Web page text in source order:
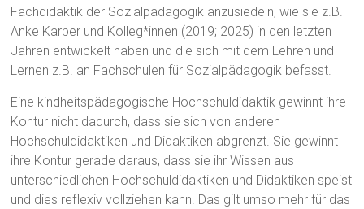
Fachdidaktik der Sozialpädagogik anzusiedeln, wie sie z.B.
Anke Karber und Kolleg*innen (2019; 2025) in den letzten
Jahren entwickelt haben und die sich mit dem Lehren und
Lernen z.B. an Fachschulen für Sozialpädagogik befasst.
Eine kindheitspädagogische Hochschuldidaktik gewinnt ihre
Kontur nicht dadurch, dass sie sich von anderen
Hochschuldidaktiken und Didaktiken abgrenzt. Sie gewinnt
ihre Kontur gerade daraus, dass sie ihr Wissen aus
unterschiedlichen Hochschuldidaktiken und Didaktiken speist
und dies reflexiv vollziehen kann. Das gilt umso mehr für das